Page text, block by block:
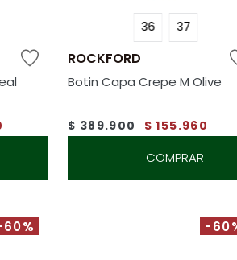
36 37
ROCKFORD
Botin Capa Crepe M Olive
$ 389.900 $ 155.960
COMPRAR
-